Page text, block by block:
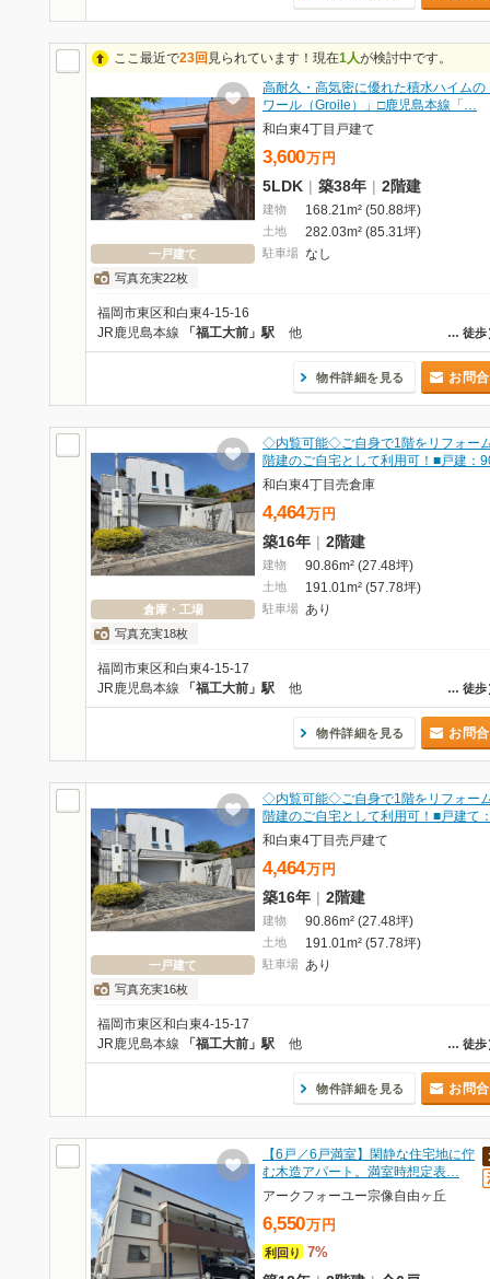
ここ最近で23回 見られています！現在1人が検討中です。
一戸建て
写真充実22枚
高耐久・高気密に優れた積水ハイムの
ワール（Groile）」□鹿児島本線「…
和白東4丁目戸建て
3,600万 円
5LDK | 築38年 | 2階建
建物 168.21m² (50.88坪)
土地 282.03m² (85.31坪)
駐車場 なし
福岡市東区和白東4-15-16
… 徒歩
JR鹿児島本線 「福工大前」駅 他
物件詳細を見る お問
倉庫・工場
写真充実18枚
◇内覧可能◇ご自身で1階をリフォー
階建のご自宅として利用可！■戸建：
和白東4丁目売倉庫
4,464万 円
築16年 | 2階建
建物 90.86m² (27.48坪)
土地 191.01m² (57.78坪)
駐車場 あり
福岡市東区和白東4-15-17
… 徒歩
JR鹿児島本線 「福工大前」駅 他
物件詳細を見る お問
一戸建て
写真充実16枚
◇内覧可能◇ご自身で1階をリフォー
階建のご自宅として利用可！■戸建て
和白東4丁目売戸建て
4,464万 円
築16年 | 2階建
建物 90.86m² (27.48坪)
土地 191.01m² (57.78坪)
駐車場 あり
福岡市東区和白東4-15-17
… 徒歩
JR鹿児島本線 「福工大前」駅 他
物件詳細を見る お問
【6戸／6戸満室】閑静な住宅地に佇
む木造アパート。満室時想定表…
アークフォーユー宗像自由ヶ丘
6,550万 円
利回り 7%